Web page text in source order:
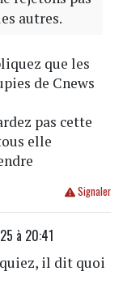
autres.
que les
de Cnews
pas cette
elle
Signaler
à 20:41
il dit quoi